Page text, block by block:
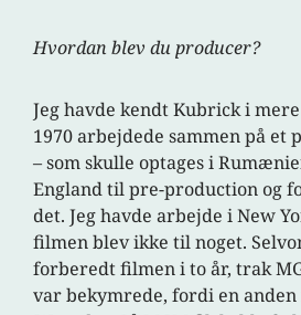
Hvordan blev du producer?
Jeg havde kendt Kubrick i
1970 arbejdede sammen på et
– som skulle optages i
England til pre-production og
det. Jeg havde arbejde i New
filmen blev ikke til noget.
forberedt filmen i to år, trak
var bekymrede, fordi en